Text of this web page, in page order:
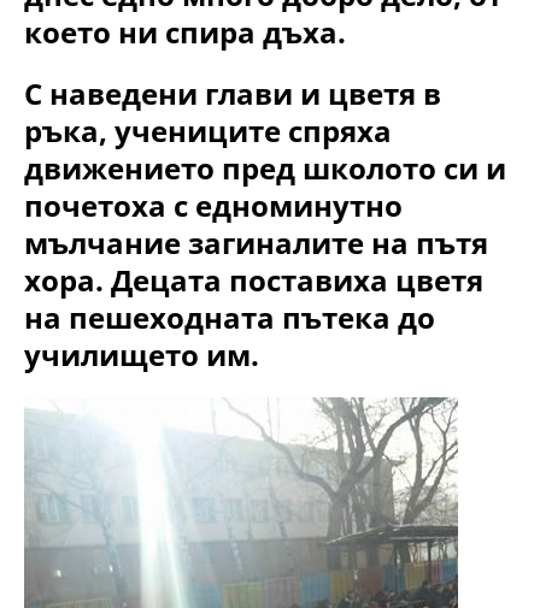
което ни спира дъха.
С наведени глави и цветя в
ръка, учениците спряха
движението пред школото си и
почетоха с едноминутно
мълчание загиналите на пътя
хора. Децата поставиха цветя
на пешеходната пътека до
училището им.